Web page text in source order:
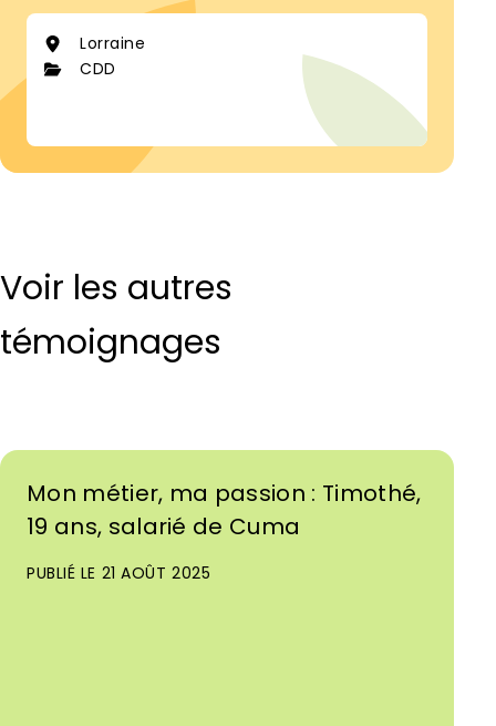
Lorraine
CDD
Voir les autres
témoignages
Mon métier, ma passion : Timothé,
19 ans, salarié de Cuma
PUBLIÉ LE 21 AOÛT 2025